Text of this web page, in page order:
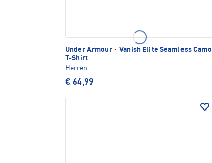
Under Armour · Vanish Elite Seamless Camo
T-Shirt
Herren
€ 64,99